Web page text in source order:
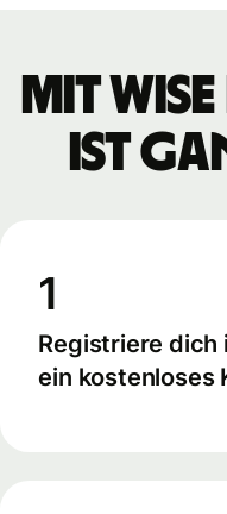
Mit
ist
1
Registriere dich
ein kostenloses